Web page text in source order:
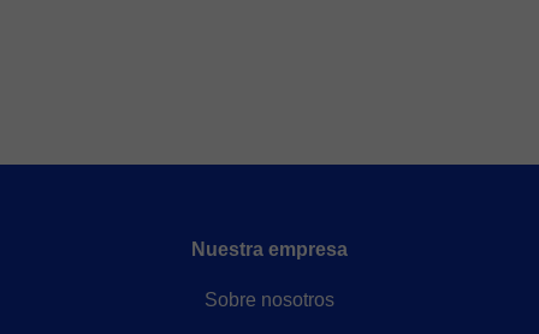
Nuestra empresa
Sobre nosotros